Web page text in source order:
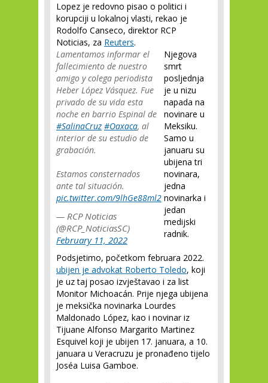
Lopez je redovno pisao o politici i
korupciji u lokalnoj vlasti, rekao je
Rodolfo Canseco, direktor RCP
Noticias, za Reuters.
Lamentamos informar el
fallecimiento de nuestro
amigo y colega periodista
Heber López Vásquez. Fue
privado de su vida esta
noche en barrio Espinal de
#SalinaCruz #Oaxaca, al
interior de su estudio de
grabación.
Estamos consternados
ante tal situación.
pic.twitter.com/9lhGe88ml2
— RCP Noticias
(@RCP_NoticiasSC)
February 11, 2022
Njegova
smrt
posljednja
je u nizu
napada na
novinare u
Meksiku.
Samo u
januaru su
ubijena tri
novinara,
jedna
novinarka i
jedan
medijski
radnik.
Podsjetimo, početkom februara 2022.
ubijen je advokat Roberto Toledo, koji
je uz taj posao izvještavao i za list
Monitor Michoacán. Prije njega ubijena
je meksička novinarka Lourdes
Maldonado López, kao i novinar iz
Tijuane Alfonso Margarito Martinez
Esquivel koji je ubijen 17. januara, a 10.
januara u Veracruzu je pronađeno tijelo
Joséa Luisa Gamboe.